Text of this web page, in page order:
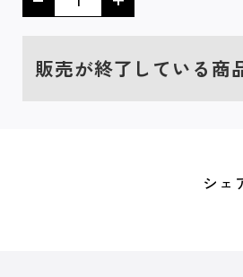
販売が終了している商
シェ